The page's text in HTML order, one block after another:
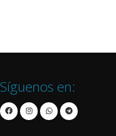
Síguenos en: